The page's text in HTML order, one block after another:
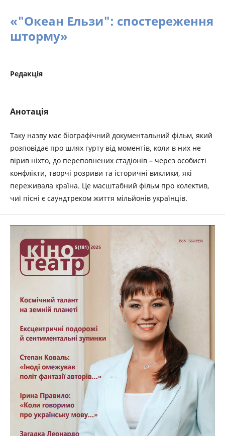
«"Океан Ельзи": спостереження
шторму»
Редакція
Анотація
Таку назву має біографічний документальний фільм, який
розповідає про шлях гурту від моментів, коли в них не
вірив ніхто, до переповнених стадіонів – через особисті
конфлікти, творчі розриви та історичні виклики, які
переживала країна. Це масштабний фільм про колектив,
чиї пісні є саундтреком життя мільйонів українців.